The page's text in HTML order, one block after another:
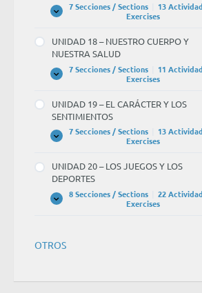
Expandir
UNIDAD
GOBIERNO,
POLÍTICA
SOCIEDAD
7 Secciones / Sections
13
Exercises
UNIDAD 18 – NUESTRO CUERPO Y
NUESTRA SALUD
Expandir
UNIDAD
NUESTRO
CUERPO
NUESTRA
SALUD
7 Secciones / Sections
11
Exercises
UNIDAD 19 – EL CARÁCTER Y LOS
SENTIMIENTOS
Expandir
UNIDAD
EL
CARÁCTER
LOS
SENTIMIENTOS
7 Secciones / Sections
13
Exercises
UNIDAD 20 – LOS JUEGOS Y LOS
DEPORTES
Expandir
UNIDAD
JUEGOS
Y
8 Secciones / Sections
22
Exercises
OTROS